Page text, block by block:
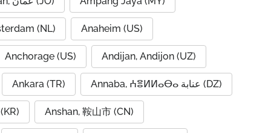
(NL) Anaheim (US)
Anchorage (US) Andijan, Andijon (UZ)
Ankara (TR) Annaba, ⵄⴻⵍⵍⴰⴱⴰ عنابة (DZ)
Anshan, 鞍山市 (CN)